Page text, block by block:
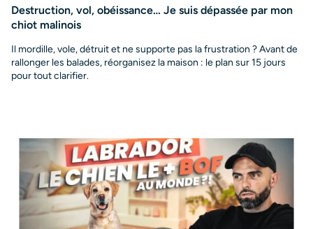
Destruction, vol, obéissance… Je suis dépassée par mon
chiot malinois
Il mordille, vole, détruit et ne supporte pas la frustration ? Avant de
rallonger les balades, réorganisez la maison : le plan sur 15 jours
pour tout clarifier.